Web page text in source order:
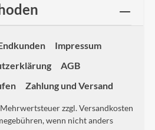
Impressum
AGB
Zahlung und Versand
zzgl.Versandkosten
wenn nicht anders